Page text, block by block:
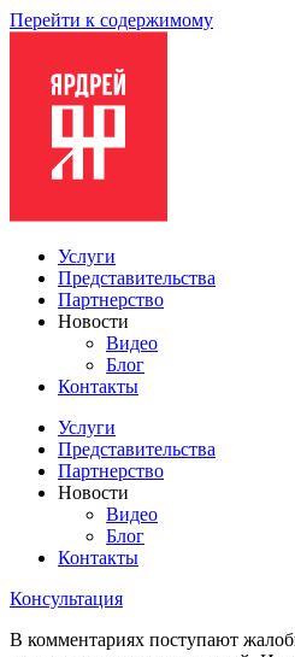
Перейти к содержимому
Услуги
Представительства
Партнерство
Новости
Видео
Блог
Контакты
Услуги
Представительства
Партнерство
Новости
Видео
Блог
Контакты
Консультация
В комментариях поступают